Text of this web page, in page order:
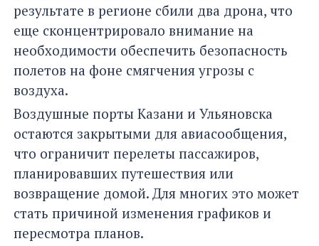
результате в регионе сбили два дрона, что
еще сконцентрировало внимание на
необходимости обеспечить безопасность
полетов на фоне смягчения угрозы с
воздуха.
Воздушные порты Казани и Ульяновска
остаются закрытыми для авиасообщения,
что ограничит перелеты пассажиров,
планировавших путешествия или
возвращение домой. Для многих это может
стать причиной изменения графиков и
пересмотра планов.